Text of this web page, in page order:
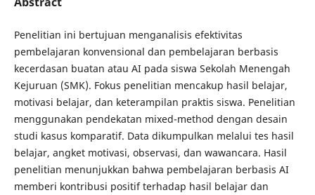
Penelitian ini bertujuan menganalisis efektivitas
pembelajaran konvensional dan pembelajaran berbasis
kecerdasan buatan atau AI pada siswa Sekolah Menengah
Kejuruan (SMK). Fokus penelitian mencakup hasil belajar,
motivasi belajar, dan keterampilan praktis siswa. Penelitian
menggunakan pendekatan mixed-method dengan desain
studi kasus komparatif. Data dikumpulkan melalui tes hasil
belajar, angket motivasi, observasi, dan wawancara. Hasil
penelitian menunjukkan bahwa pembelajaran berbasis AI
memberi kontribusi positif terhadap hasil belajar dan